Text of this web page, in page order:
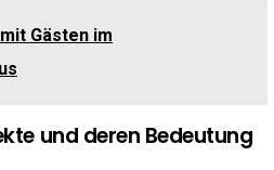
Gästen im
und deren Bedeutung